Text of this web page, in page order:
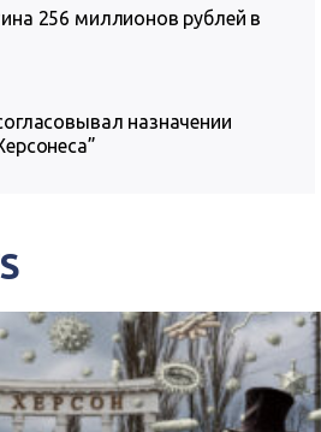
256 миллионов рублей в
назначении